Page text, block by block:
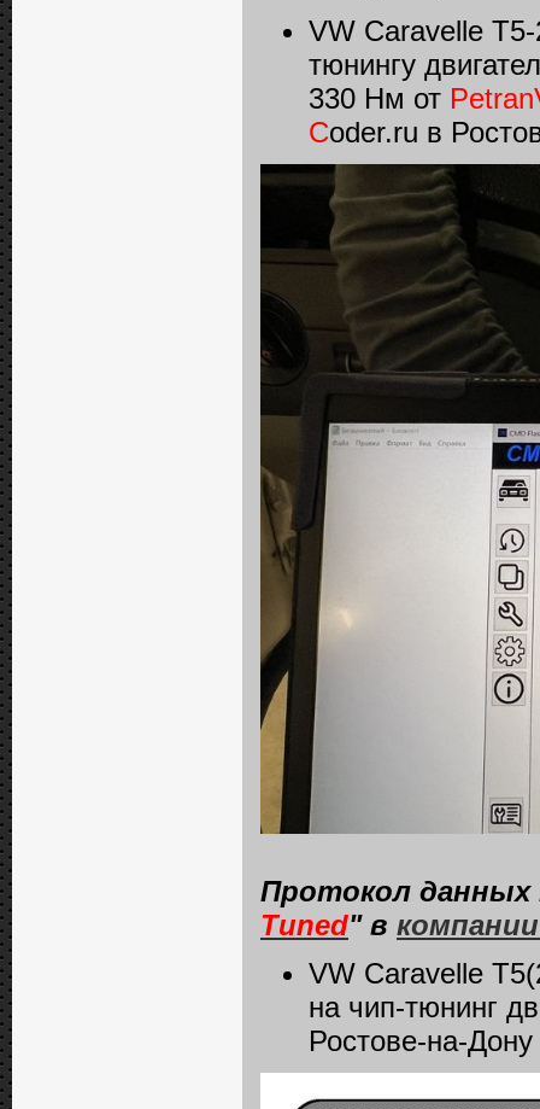
VW Caravelle
тюнингу
330 Нм от
Coder.ru в
Протокол
Tuned" в
VW Caravelle
на чип-тюнинг
Ростове-на-Дону